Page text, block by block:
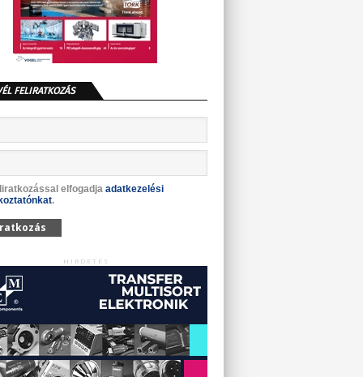
FELIRATKOZÁS
elfogadja adatkezelési
.
HIRDETÉS